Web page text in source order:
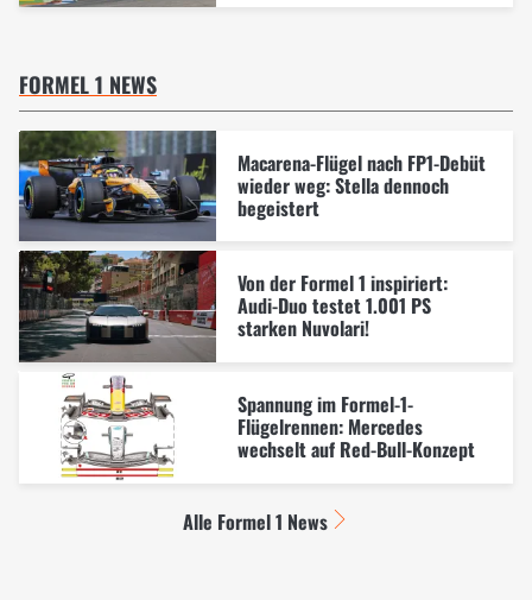
FORMEL 1 NEWS
Macarena-Flügel nach FP1-Debüt
wieder weg: Stella dennoch
begeistert
Von der Formel 1 inspiriert:
Audi-Duo testet 1.001 PS
starken Nuvolari!
Spannung im Formel-1-
Flügelrennen: Mercedes
wechselt auf Red-Bull-Konzept
Alle Formel 1 News